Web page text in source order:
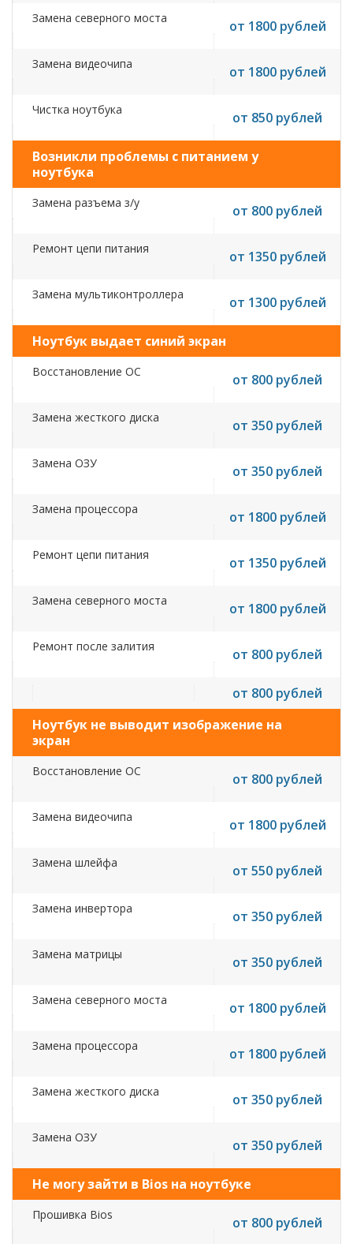
Замена северного моста от 1800 рублей
Замена видеочипа от 1800 рублей
Чистка ноутбука от 850 рублей
Возникли проблемы с питанием у
ноутбука
Замена разъема з/у от 800 рублей
Ремонт цепи питания от 1350 рублей
Замена мультиконтроллера от 1300 рублей
Ноутбук выдает синий экран
Восстановление ОС от 800 рублей
Замена жесткого диска от 350 рублей
Замена ОЗУ от 350 рублей
Замена процессора от 1800 рублей
Ремонт цепи питания от 1350 рублей
Замена северного моста от 1800 рублей
Ремонт после залития от 800 рублей
от 800 рублей
Ноутбук не выводит изображение на
экран
Восстановление ОС от 800 рублей
Замена видеочипа от 1800 рублей
Замена шлейфа от 550 рублей
Замена инвертора от 350 рублей
Замена матрицы от 350 рублей
Замена северного моста от 1800 рублей
Замена процессора от 1800 рублей
Замена жесткого диска от 350 рублей
Замена ОЗУ от 350 рублей
Не могу зайти в Bios на ноутбуке
Прошивка Bios от 800 рублей